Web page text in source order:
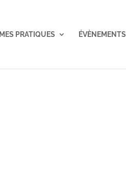
MES PRATIQUES ÉVÈNEMENTS